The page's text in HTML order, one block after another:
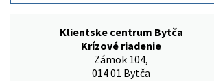
Klientske centrum Bytča
Krízové riadenie
Zámok 104,
014 01 Bytča